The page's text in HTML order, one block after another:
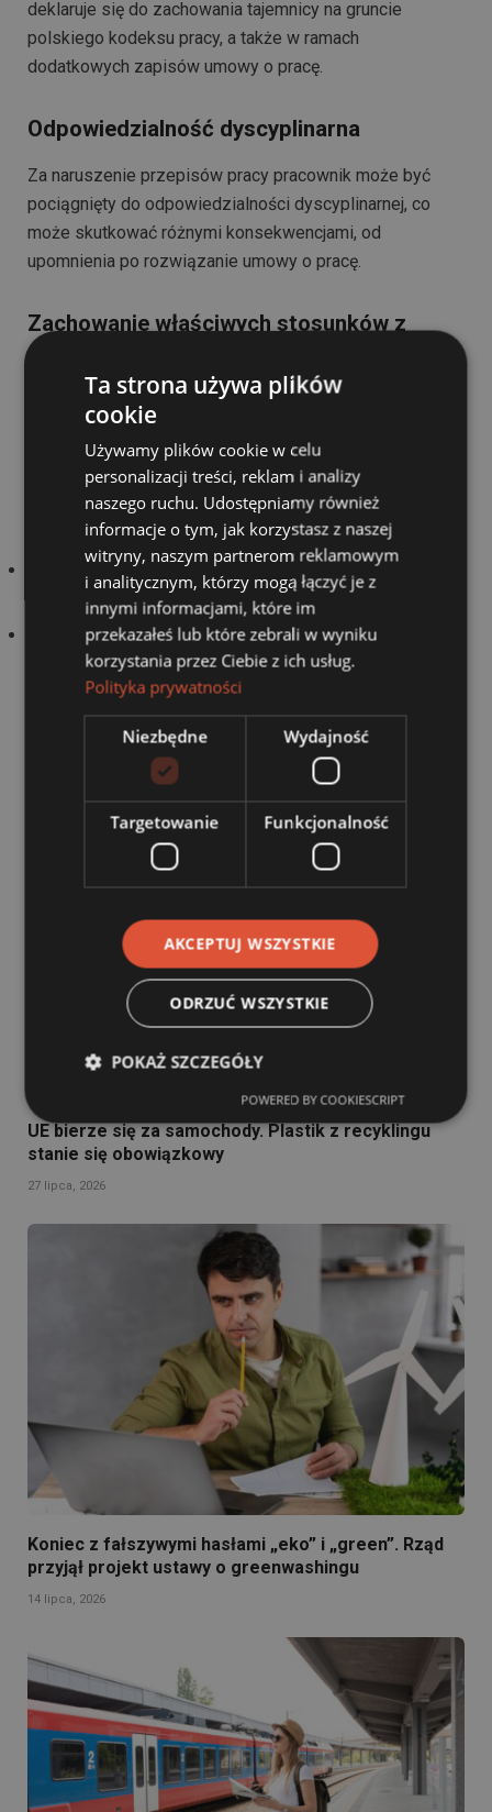
deklaruje się do zachowania tajemnicy na gruncie
polskiego kodeksu pracy, a także w ramach
dodatkowych zapisów umowy o pracę.
Odpowiedzialność dyscyplinarna
Za naruszenie przepisów pracy pracownik może być
pociągnięty do odpowiedzialności dyscyplinarnej, co
może skutkować różnymi konsekwencjami, od
upomnienia po rozwiązanie umowy o pracę.
Zachowanie właściwych stosunków z
innymi pracownikami
Pracownik powinien również przestrzegać zasad
pracowników.
Czytaj dalej:
ESG nakręca koniunkturę na zrównoważony rozwój tych
Jak przeprowadzić transformację energetyczną w mikro
i makro skali
UE bierze się za samochody. Plastik z recyklingu
stanie się obowiązkowy
27 lipca, 2026
Koniec z fałszywymi hasłami „eko” i „green”. Rząd
przyjął projekt ustawy o greenwashingu
14 lipca, 2026
Ta strona używa plików
cookie
Używamy plików cookie w celu
personalizacji treści, reklam i analizy
naszego ruchu. Udostępniamy również
informacje o tym, jak korzystasz z naszej
witryny, naszym partnerom reklamowym
i analitycznym, którzy mogą łączyć je z
innymi informacjami, które im
przekazałeś lub które zebrali w wyniku
korzystania przez Ciebie z ich usług.
Polityka prywatności
Niezbędne Wydajność
Targetowanie Funkcjonalność
AKCEPTUJ WSZYSTKIE
ODRZUĆ WSZYSTKIE
POKAŻ SZCZEGÓŁY
POWERED BY COOKIESCRIPT